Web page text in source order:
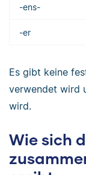
-ens-
-er
Es gibt keine
verwendet wird
wird.
Wie sich